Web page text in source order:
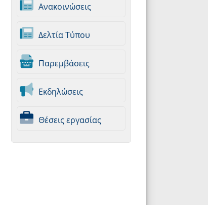
Ανακοινώσεις
Δελτία Τύπου
Παρεμβάσεις
Εκδηλώσεις
Θέσεις εργασίας